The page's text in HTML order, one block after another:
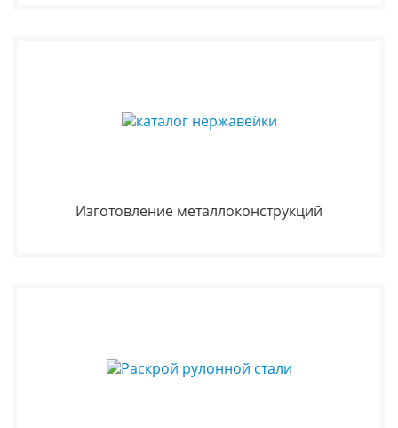
Изготовление металлоконструкций